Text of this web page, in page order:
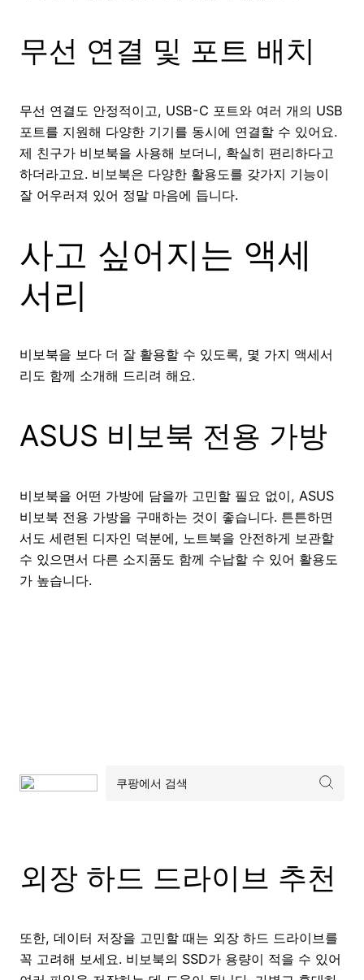
무선 연결 및 포트 배치
무선 연결도 안정적이고, USB-C 포트와 여러 개의 USB
포트를 지원해 다양한 기기를 동시에 연결할 수 있어요.
제 친구가 비보북을 사용해 보더니, 확실히 편리하다고
하더라고요. 비보북은 다양한 활용도를 갖가지 기능이
잘 어우러져 있어 정말 마음에 듭니다.
사고 싶어지는 액세
서리
비보북을 보다 더 잘 활용할 수 있도록, 몇 가지 액세서
리도 함께 소개해 드리려 해요.
ASUS 비보북 전용 가방
비보북을 어떤 가방에 담을까 고민할 필요 없이, ASUS
비보북 전용 가방을 구매하는 것이 좋습니다. 튼튼하면
서도 세련된 디자인 덕분에, 노트북을 안전하게 보관할
수 있으면서 다른 소지품도 함께 수납할 수 있어 활용도
가 높습니다.
외장 하드 드라이브 추천
또한, 데이터 저장을 고민할 때는 외장 하드 드라이브를
꼭 고려해 보세요. 비보북의 SSD가 용량이 적을 수 있어